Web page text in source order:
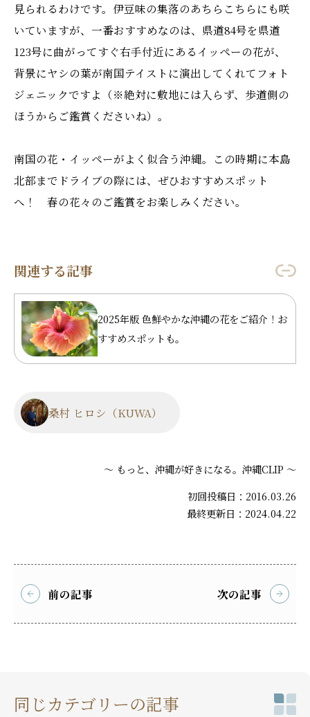
見られるわけです。伊豆味の集落のあちらこちらにも咲
いていますが、一番おすすめなのは、県道84号を県道
123号に曲がってすぐ右手付近にあるイッペーの花が、
背景にヤシの葉が南国テイストに演出してくれてフォト
ジェニックですよ（※絶対に敷地には入らず、歩道側の
ほうからご鑑賞くださいね）。
南国の花・イッペーがよく似合う沖縄。この時期に本島
北部までドライブの際には、ぜひおすすめスポット
へ！ 春の花々のご鑑賞をお楽しみください。
関連する記事
2025年版 色鮮やかな沖縄の花をご紹介！お
すすめスポットも。
桑村 ヒロシ（KUWA）
～ もっと、沖縄が好きになる。沖縄CLIP ～
初回投稿日：2016.03.26
最終更新日：2024.04.22
前の記事 次の記事
同じカテゴリーの記事